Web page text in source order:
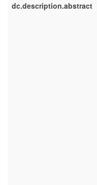
dc.description.abstract